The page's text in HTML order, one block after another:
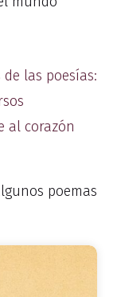
las poesías:
al corazón
poemas